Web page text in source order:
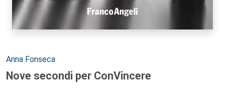
Autori:
Anna Fonseca
Nove secondi per ConVincere